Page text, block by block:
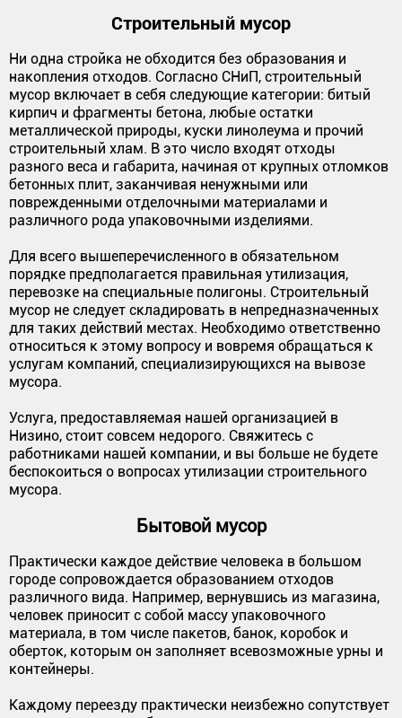
Строительный мусор
Ни одна стройка не обходится без образования и
накопления отходов. Согласно СНиП, строительный
мусор включает в себя следующие категории: битый
кирпич и фрагменты бетона, любые остатки
металлической природы, куски линолеума и прочий
строительный хлам. В это число входят отходы
разного веса и габарита, начиная от крупных отломков
бетонных плит, заканчивая ненужными или
поврежденными отделочными материалами и
различного рода упаковочными изделиями.
Для всего вышеперечисленного в обязательном
порядке предполагается правильная утилизация,
перевозке на специальные полигоны. Строительный
мусор не следует складировать в непредназначенных
для таких действий местах. Необходимо ответственно
относиться к этому вопросу и вовремя обращаться к
услугам компаний, специализирующихся на вывозе
мусора.
Услуга, предоставляемая нашей организацией в
Низино, стоит совсем недорого. Свяжитесь с
работниками нашей компании, и вы больше не будете
беспокоиться о вопросах утилизации строительного
мусора.
Бытовой мусор
Практически каждое действие человека в большом
городе сопровождается образованием отходов
различного вида. Например, вернувшись из магазина,
человек приносит с собой массу упаковочного
материала, в том числе пакетов, банок, коробок и
оберток, которым он заполняет всевозможные урны и
контейнеры.
Каждому переезду практически неизбежно сопутствует